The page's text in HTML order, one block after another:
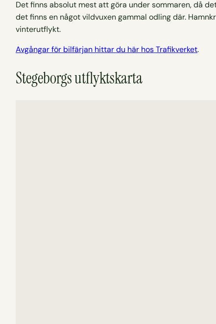
Det finns absolut mest att göra under sommaren, då
det finns en något vildvuxen gammal odling där.
vinterutflykt.
Avgångar för bilfärjan hittar du här hos Trafikverket.
Stegeborgs utflyktskarta